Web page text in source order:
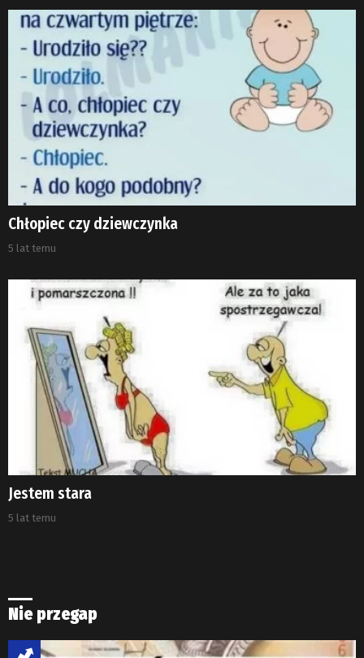
Chłopiec czy dziewczynka
5 lat temu
Jestem stara
5 lat temu
Nie przegap